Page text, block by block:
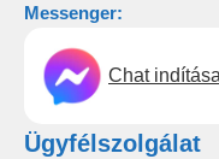
Messenger:
Chat indítása
Ügyfélszolgálat